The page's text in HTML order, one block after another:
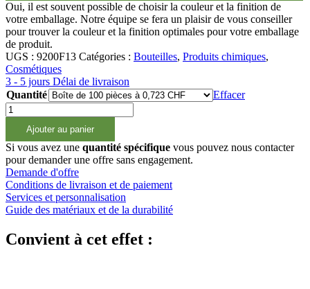
Bouteilles Hotfill
Bidon(21)
Cosmétiques(292)
Oui, il est souvent possible de choisir la couleur et la finition de
votre emballage. Notre équipe se fera un plaisir de vous conseiller
pour trouver la couleur et la finition optimales pour votre emballage
de produit.
UGS : 9200F13 Catégories : Bouteilles, Produits chimiques,
Cosmétiques
3 - 5 jours Délai de livraison
Quantité
Effacer
quantité
de
100ml
Zerstäuberflasche
weiss,
20/410
Ajouter au panier
Si vous avez une quantité spécifique vous pouvez nous contacter
pour demander une offre sans engagement.
Demande d'offre
Conditions de livraison et de paiement
Services et personnalisation
Guide des matériaux et de la durabilité
Convient à cet effet :